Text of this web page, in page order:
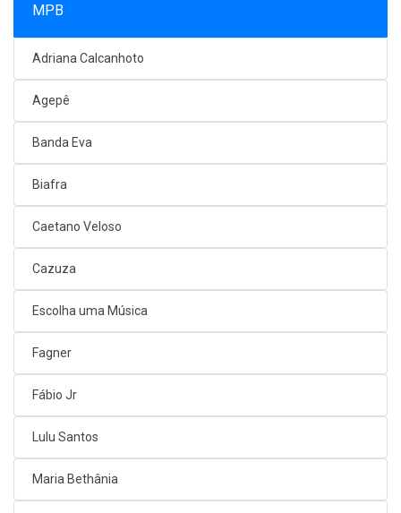
MPB
Adriana Calcanhoto
Agepê
Banda Eva
Biafra
Caetano Veloso
Cazuza
Escolha uma Música
Fagner
Fábio Jr
Lulu Santos
Maria Bethânia